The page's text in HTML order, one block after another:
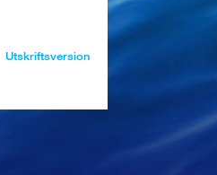
Utskriftsversion